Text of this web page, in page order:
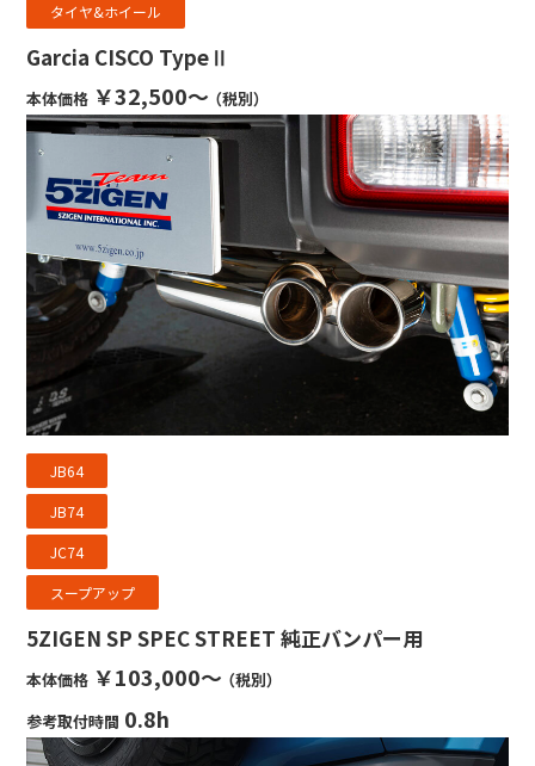
タイヤ&ホイール
Garcia CISCO TypeⅡ
本体価格 ￥32,500～ （税別）
JB64
JB74
JC74
スープアップ
5ZIGEN SP SPEC STREET 純正バンパー用
本体価格 ￥103,000～ （税別）
参考取付時間 0.8h